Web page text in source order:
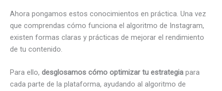
Ahora pongamos estos conocimientos en práctica. Una vez
que comprendas cómo funciona el algoritmo de Instagram,
existen formas claras y prácticas de mejorar el rendimiento
de tu contenido.
Para ello, desglosamos cómo optimizar tu estrategia para
cada parte de la plataforma, ayudando al algoritmo de